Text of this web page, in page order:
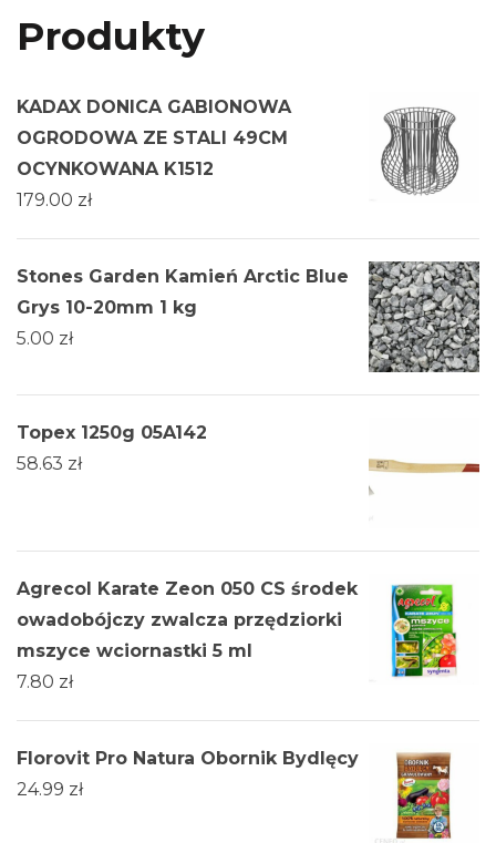
Produkty
KADAX DONICA GABIONOWA
OGRODOWA ZE STALI 49CM
OCYNKOWANA K1512
179.00 zł
Stones Garden Kamień Arctic Blue
Grys 10-20mm 1 kg
5.00 zł
Topex 1250g 05A142
58.63 zł
Agrecol Karate Zeon 050 CS środek
owadobójczy zwalcza przędziorki
mszyce wciornastki 5 ml
7.80 zł
Florovit Pro Natura Obornik Bydlęcy
24.99 zł